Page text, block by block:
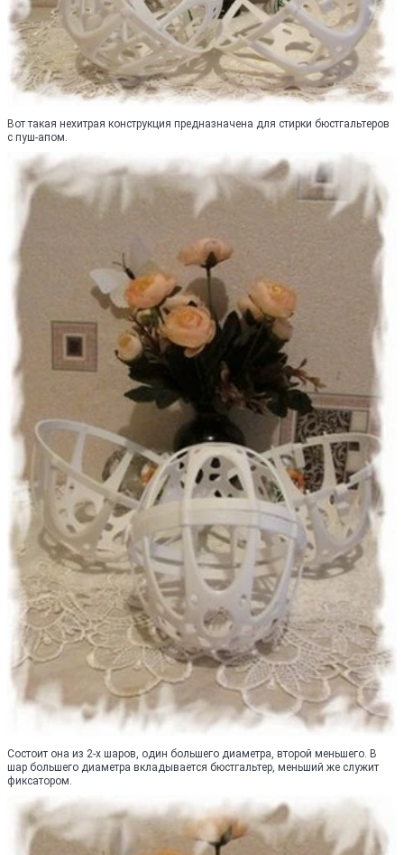
Вот такая нехитрая конструкция предназначена для стирки бюстгальтеров
с пуш-апом.
Состоит она из 2-х шаров, один большего диаметра, второй меньшего. В
шар большего диаметра вкладывается бюстгальтер, меньший же служит
фиксатором.